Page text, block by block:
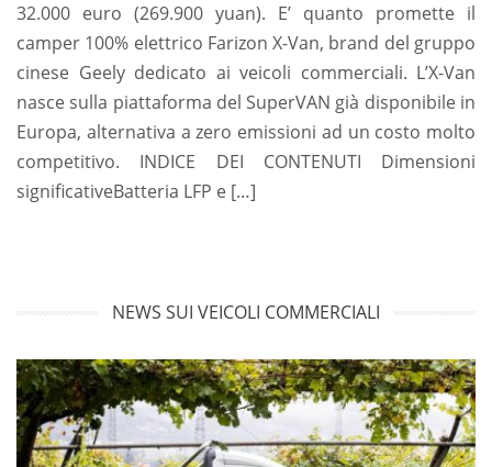
32.000 euro (269.900 yuan). E’ quanto promette il
camper 100% elettrico Farizon X-Van, brand del gruppo
cinese Geely dedicato ai veicoli commerciali. L’X-Van
nasce sulla piattaforma del SuperVAN già disponibile in
Europa, alternativa a zero emissioni ad un costo molto
competitivo. INDICE DEI CONTENUTI Dimensioni
significativeBatteria LFP e […]
NEWS SUI VEICOLI COMMERCIALI